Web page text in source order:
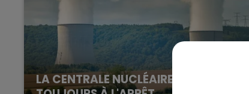
5h00 - 6h00
LE BEST OF DE LA FAMILLE
LA CENTRALE NUCLÉAIRE DE CHOOZ